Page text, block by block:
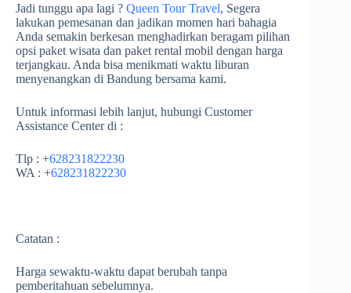
Jadi tunggu apa lagi ? Queen Tour Travel, Segera
lakukan pemesanan dan jadikan momen hari bahagia
Anda semakin berkesan menghadirkan beragam pilihan
opsi paket wisata dan paket rental mobil dengan harga
terjangkau. Anda bisa menikmati waktu liburan
menyenangkan di Bandung bersama kami.
Untuk informasi lebih lanjut, hubungi Customer
Assistance Center di :
Tlp : +628231822230
WA : +628231822230
Catatan :
Harga sewaktu-waktu dapat berubah tanpa
pemberitahuan sebelumnya.